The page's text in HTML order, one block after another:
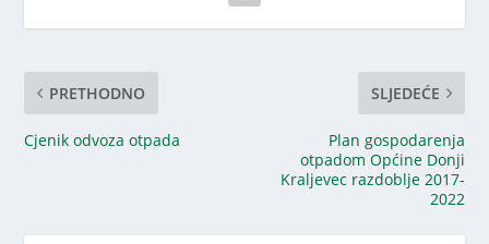
PRETHODNO
Cjenik odvoza otpada
SLJEDEĆE
Plan gospodarenja
otpadom Općine Donji
Kraljevec razdoblje 2017-
2022